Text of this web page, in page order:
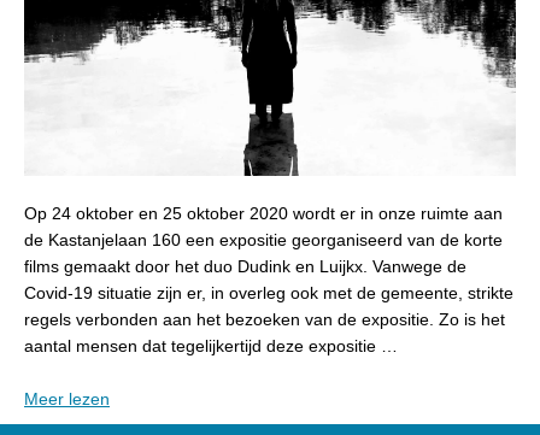
Op 24 oktober en 25 oktober 2020 wordt er in onze ruimte aan
de Kastanjelaan 160 een expositie georganiseerd van de korte
films gemaakt door het duo Dudink en Luijkx. Vanwege de
Covid-19 situatie zijn er, in overleg ook met de gemeente, strikte
regels verbonden aan het bezoeken van de expositie. Zo is het
aantal mensen dat tegelijkertijd deze expositie …
Meer lezen